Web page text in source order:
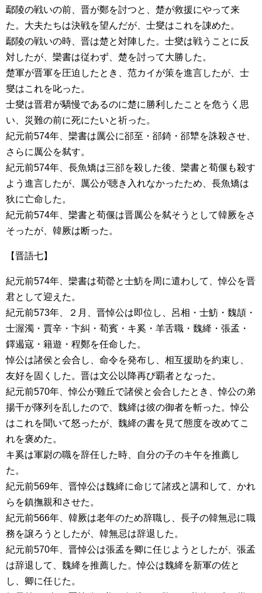
鄢陵の戦いの前、晋が鄭を討つと、楚が救援にやって来
た。大夫たちは決戦を望んだが、士燮はこれを諌めた。
鄢陵の戦いの時、晋は楚と対陣した。士燮は戦うことに反
対したが、欒書は従わず、楚を討って大勝した。
楚軍が晋軍を圧迫したとき、范カイが策を進言したが、士
燮はこれを叱った。
士燮は晋君が驕慢であるのに楚に勝利したことを危うく思
い、災難の前に死にたいと祈った。
紀元前574年、欒書は厲公に郤至・郤錡・郤犨を誅殺させ、
さらに厲公を弑す。
紀元前574年、長魚矯は三郤を殺した後、欒書と荀偃も殺す
よう進言したが、厲公が聴き入れなかったため、長魚矯は
狄に亡命した。
紀元前574年、欒書と荀偃は晋厲公を弑そうとして韓厥をさ
そったが、韓厥は断った。
【晋語七】
紀元前574年、欒書は荀罃と士魴を周に遣わして、悼公を晋
君として迎えた。
紀元前573年、２月、晋悼公は即位し、呂相・士魴・魏頡・
士渥濁・賈辛・卞糾・荀賓・キ奚・羊舌職・魏絳・張孟・
鐸遏寇・籍遊・程鄭を任命した。
悼公は諸侯と会合し、命令を発布し、相互援助を約束し、
友好を固くした。晋は文公以降再び覇者となった。
紀元前570年、悼公が雞丘で諸侯と会合したとき、悼公の弟
揚干が隊列を乱したので、魏絳は彼の御者を斬った。悼公
はこれを聞いて怒ったが、魏絳の書を見て態度を改めてこ
れを褒めた。
キ奚は軍尉の職を辞任した時、自分の子のキ午を推薦し
た。
紀元前569年、晋悼公は魏絳に命じて諸戎と講和して、かれ
らを鎮撫親和させた。
紀元前566年、韓厥は老年のため辞職し、長子の韓無忌に職
務を譲ろうとしたが、韓無忌は辞退した。
紀元前570年、晋悼公は張孟を卿に任じようとしたが、張孟
は辞退して、魏絳を推薦した。悼公は魏絳を新軍の佐と
し、卿に任じた。